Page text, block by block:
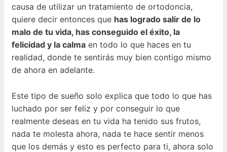
causa de utilizar un tratamiento de ortodoncia,
quiere decir entonces que has logrado salir de lo
malo de tu vida, has conseguido el éxito, la
felicidad y la calma en todo lo que haces en tu
realidad, donde te sentirás muy bien contigo mismo
de ahora en adelante.
Este tipo de sueño solo explica que todo lo que has
luchado por ser feliz y por conseguir lo que
realmente deseas en tu vida ha tenido sus frutos,
nada te molesta ahora, nada te hace sentir menos
que los demás y esto es perfecto para ti, ahora solo